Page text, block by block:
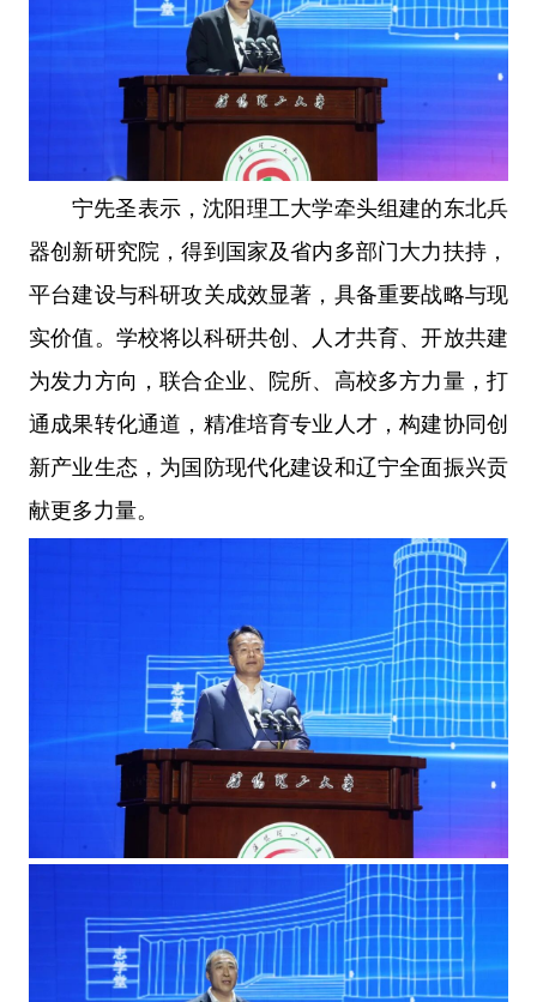
宁先圣表示，沈阳理工大学牵头组建的东北兵
器创新研究院，得到国家及省内多部门大力扶持，
平台建设与科研攻关成效显著，具备重要战略与现
实价值。学校将以科研共创、人才共育、开放共建
为发力方向，联合企业、院所、高校多方力量，打
通成果转化通道，精准培育专业人才，构建协同创
新产业生态，为国防现代化建设和辽宁全面振兴贡
献更多力量。